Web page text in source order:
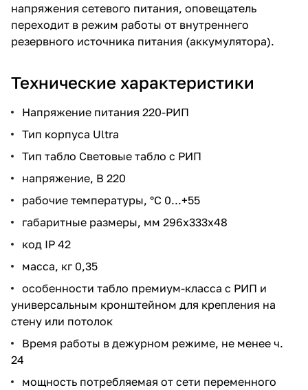
напряжения сетевого питания, оповещатель
переходит в режим работы от внутреннего
резервного источника питания (аккумулятора).
Технические характеристики
Напряжение питания 220-РИП
Тип корпуса Ultra
Тип табло Световые табло с РИП
напряжение, В 220
рабочие температуры, °С 0...+55
габаритные размеры, мм 296х333х48
код IP 42
масса, кг 0,35
особенности табло премиум-класса с РИП и
универсальным кронштейном для крепления на
стену или потолок
Время работы в дежурном режиме, не менее ч.
24
мощность потребляемая от сети переменного